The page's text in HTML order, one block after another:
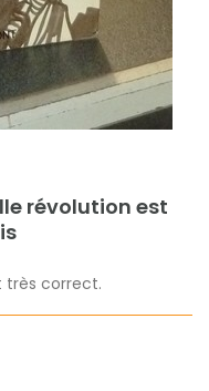
révolution est
très correct.